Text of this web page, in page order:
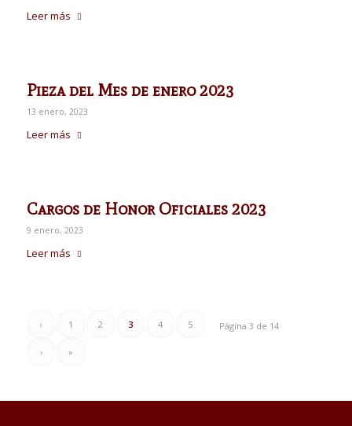
Leer más
Pieza del Mes de enero 2023
13 enero, 2023
Leer más
Cargos de Honor Oficiales 2023
9 enero, 2023
Leer más
Página 3 de 14
‹ 1 2 3 4 5
› »